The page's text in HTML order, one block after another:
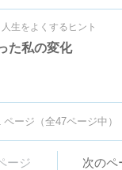
生をよくするヒント
た私の変化
ページ（全47ページ中）
ージ 次のペ